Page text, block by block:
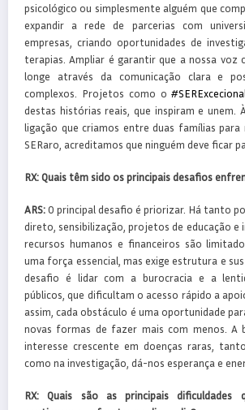
psicológico ou simplesmente alguém que
expandir a rede de parcerias com
empresas, criando oportunidades de
terapias. Ampliar é garantir que a nossa voz
longe através da comunicação clara e
complexos. Projetos como o
destas histórias reais, que inspiram e unem.
ligação que criamos entre duas famílias para
SERaro, acreditamos que ninguém deve ficar
RX:Quais têm sido os principais desafios
ARS:O principal desafio é priorizar. Há tanto
direto, sensibilização, projetos de educação e
recursos humanos e financeiros são
uma força essencial, mas exige estrutura e
desafio é lidar com a burocracia e a
públicos, que dificultam o acesso rápido a
assim, cada obstáculo é uma oportunidade
novas formas de fazer mais com menos. A
interesse crescente em doenças raras,
como na investigação, dá-nos esperança e
RX:
Quais são as principais dificuldades